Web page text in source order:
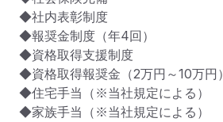
◆社内表彰制度
◆報奨金制度（年4回）
◆資格取得支援制度
◆資格取得報奨金（2万円～10万円）
◆住宅手当（※当社規定による）
◆家族手当（※当社規定による）